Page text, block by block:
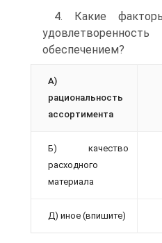
4. Какие
обеспечением?
А)
рациональность
ассортимента
Б) качество
расходного
материала
Д) иное (впишите)